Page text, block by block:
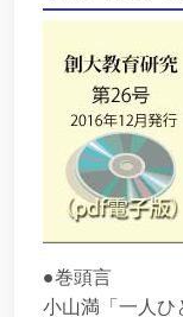
●巻頭言
小山満「一人ひ